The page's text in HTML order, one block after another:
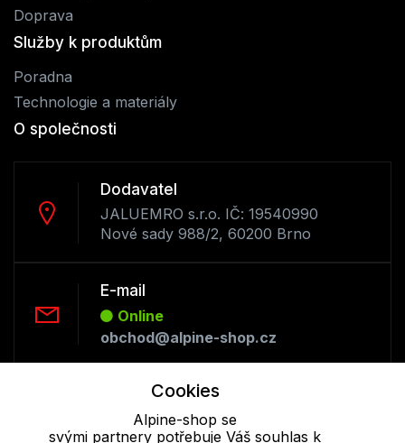
Doprava
Služby k produktům
Poradna
Technologie a materiály
O společnosti
Dodavatel
JALUEMRO s.r.o. IČ: 19540990
Nové sady 988/2, 60200 Brno
E-mail
Online
obchod@alpine-shop.cz
Telefon :
Offline
+420 530 334 493
Cookies
Alpine-shop se
svými partnery potřebuje Váš souhlas k